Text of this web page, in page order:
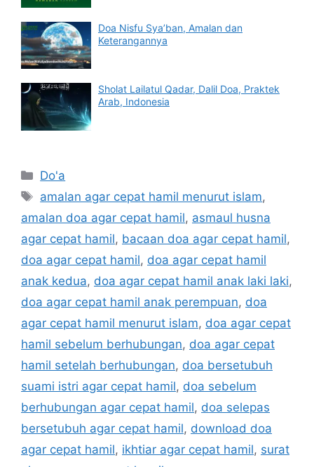
Doa Nisfu Sya’ban, Amalan dan
Keterangannya
Sholat Lailatul Qadar, Dalil Doa, Praktek
Arab, Indonesia
Categories
Do'a
Tags
amalan agar cepat hamil menurut islam,
amalan doa agar cepat hamil, asmaul husna
agar cepat hamil, bacaan doa agar cepat hamil,
doa agar cepat hamil, doa agar cepat hamil
anak kedua, doa agar cepat hamil anak laki laki,
doa agar cepat hamil anak perempuan, doa
agar cepat hamil menurut islam, doa agar cepat
hamil sebelum berhubungan, doa agar cepat
hamil setelah berhubungan, doa bersetubuh
suami istri agar cepat hamil, doa sebelum
berhubungan agar cepat hamil, doa selepas
bersetubuh agar cepat hamil, download doa
agar cepat hamil, ikhtiar agar cepat hamil, surat